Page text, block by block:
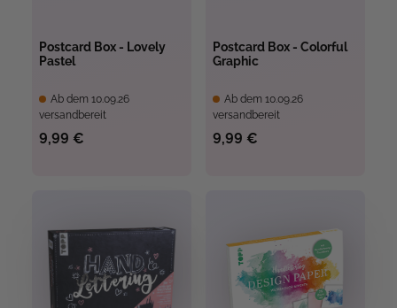
Postcard Box - Lovely
Pastel
Ab dem 10.09.26
versandbereit
9,99 €
Postcard Box - Colorful
Graphic
Ab dem 10.09.26
versandbereit
9,99 €